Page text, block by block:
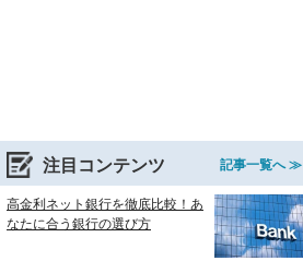
注目コンテンツ 記事一覧へ ≫
高金利ネット銀行を徹底比較！あ
なたに合う銀行の選び方